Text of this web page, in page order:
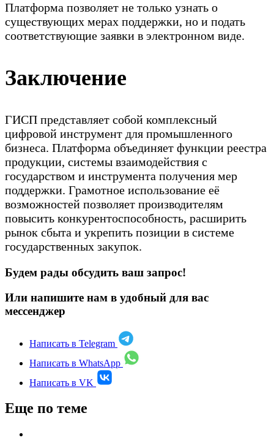
Платформа позволяет не только узнать о
существующих мерах поддержки, но и подать
соответствующие заявки в электронном виде.
Заключение
ГИСП представляет собой комплексный
цифровой инструмент для промышленного
бизнеса. Платформа объединяет функции реестра
продукции, системы взаимодействия с
государством и инструмента получения мер
поддержки. Грамотное использование её
возможностей позволяет производителям
повысить конкурентоспособность, расширить
рынок сбыта и укрепить позиции в системе
государственных закупок.
Будем рады обсудить ваш запрос!
Или напишите нам в удобный для вас
мессенджер
Написать в Telegram
Написать в WhatsApp
Написать в VK
Еще по теме